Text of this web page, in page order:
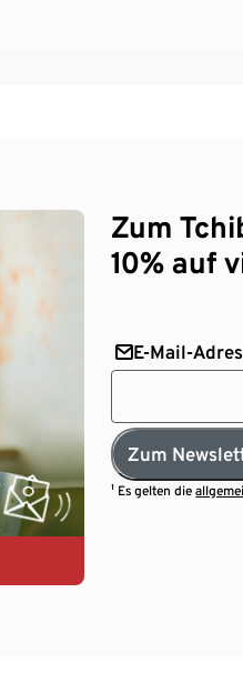
Zum
10% auf
E-Mail-
Zum
¹ Es gelten die